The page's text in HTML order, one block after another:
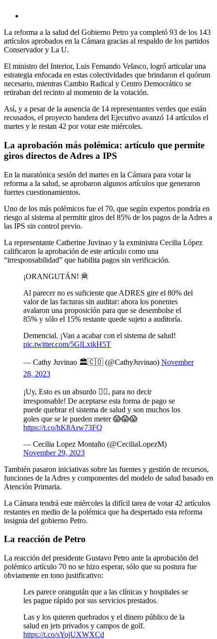
La reforma a la salud del Gobierno Petro ya completó 93 de los 143
artículos aprobados en la Cámara gracias al respaldo de los partidos
Conservador y La U.
El ministro del Interior, Luis Fernando Velasco, logró articular una
estrategia enfocada en estas colectividades que brindaron el quórum
necesario, mientras Cambio Radical y Centro Democrático se
retiraban del recinto al momento de la votación.
Así, y a pesar de la ausencia de 14 representantes verdes que están
recusados, el proyecto bandera del Ejecutivo avanzó 14 artículos el
martes y le restan 42 por votar este miércoles.
La aprobación más polémica: artículo que permite
giros directos de Adres a IPS
En la maratónica sesión del martes en la Cámara para votar la
reforma a la salud, se aprobaron algunos artículos que generaron
fuertes cuestionamientos.
Uno de los más polémicos fue el 70, que según expertos pondría en
riesgo al sistema al permitir giros del 85% de los pagos de la Adres a
las IPS sin control previo.
La representante Catherine Juvinao y la exministra Cecilia López
calificaron la aprobación de este artículo como una
“irresponsabilidad” que habilita pagos sin verificación.
¡ORANGUTÁN! 🦧
Al parecer no es suficiente que ADRES gire el 80% del
valor de las facturas sin auditar: ahora los ponentes
avalaron una proposición para que se desembolse el
85% y sólo el 15% restante quede sujeto a auditoría.
Demencial. ¡Van a acabar con el sistema de salud!
pic.twitter.com/5GlLxikH5T
— Cathy Juvinao 🏛🇨🇴 (@CathyJuvinao) November
28, 2023
¡Uy, Esto es un absurdo 👇🏻, para no decir
irresponsable! De aceptarse esta forma de pago se
puede quebrar el sistema de salud y son muchos los
goles que se le pueden meter 😱😱😱
https://t.co/hK8Arw73FQ
— Cecilia Lopez Montaño (@CeciliaLopezM)
November 29, 2023
También pasaron iniciativas sobre las fuentes y gestión de recursos,
funciones de la Adres y componentes del modelo de salud basado en
Atención Primaria.
La Cámara tendrá este miércoles la difícil tarea de votar 42 artículos
restantes en medio de la polémica que ha despertado esta reforma
insignia del gobierno Petro.
La reacción de Petro
La reacción del presidente Gustavo Petro ante la aprobación del
polémico artículo 70 no se hizo esperar, sólo que su postura fue
obviamente en tono justificativo:
Les parece orangután que a las clínicas y hospitales se
les pague rápido por sus servicios prestados.
Las y los quieren quebrados y el dinero público de la
salud en jets privados y campos de golf.
https://t.co/sYojUXWXCd